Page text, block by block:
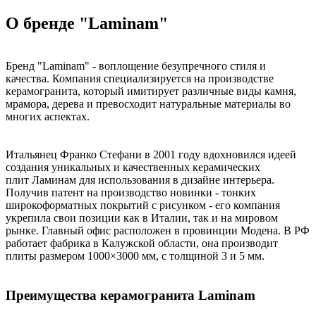
О бренде "Laminam"
Бренд "Laminam" - воплощение безупречного стиля и
качества. Компания специализируется на производстве
керамогранита, который имитирует различные виды камня,
мрамора, дерева и превосходит натуральные материалы во
многих аспектах.
Итальянец Франко Стефани в 2001 году вдохновился идеей
создания уникальных и качественных керамических
плит Ламинам для использования в дизайне интерьера.
Получив патент на производство новинки - тонких
широкоформатных покрытий с рисунком - его компания
укрепила свои позиции как в Италии, так и на мировом
рынке. Главный офис расположен в провинции Модена. В РФ
работает фабрика в Калужской области, она производит
плиты размером 1000×3000 мм, с толщиной 3 и 5 мм.
Преимущества керамогранита Laminam